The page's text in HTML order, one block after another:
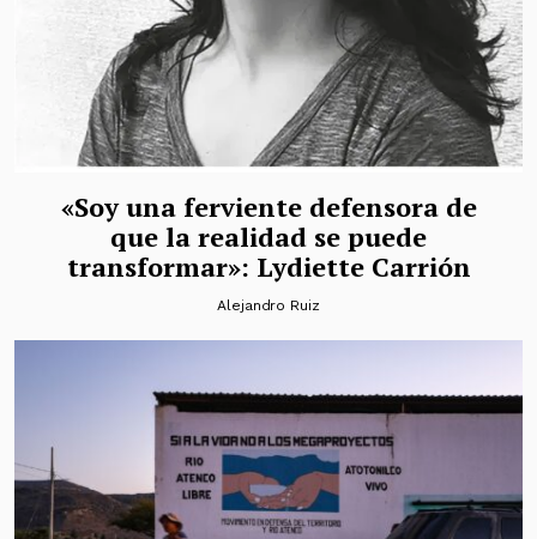
«Soy una ferviente defensora de
que la realidad se puede
transformar»: Lydiette Carrión
Alejandro Ruiz